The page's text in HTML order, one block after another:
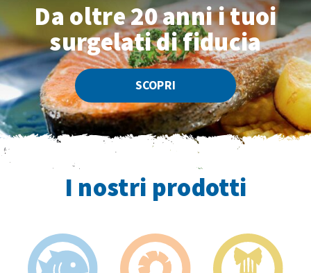
Da oltre 20 annii tuoi
surgelati di fiducia
SCOPRI
I nostri prodotti